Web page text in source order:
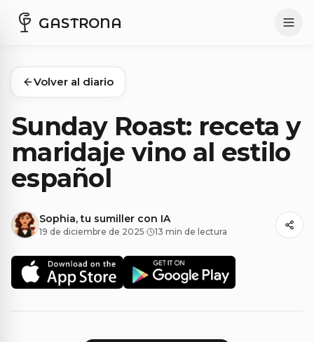
GASTRONA
Volver al diario
Sunday Roast: receta y
maridaje vino al estilo
español
Sophia, tu sumiller con IA
19 de diciembre de 2025· 13 min de lectura